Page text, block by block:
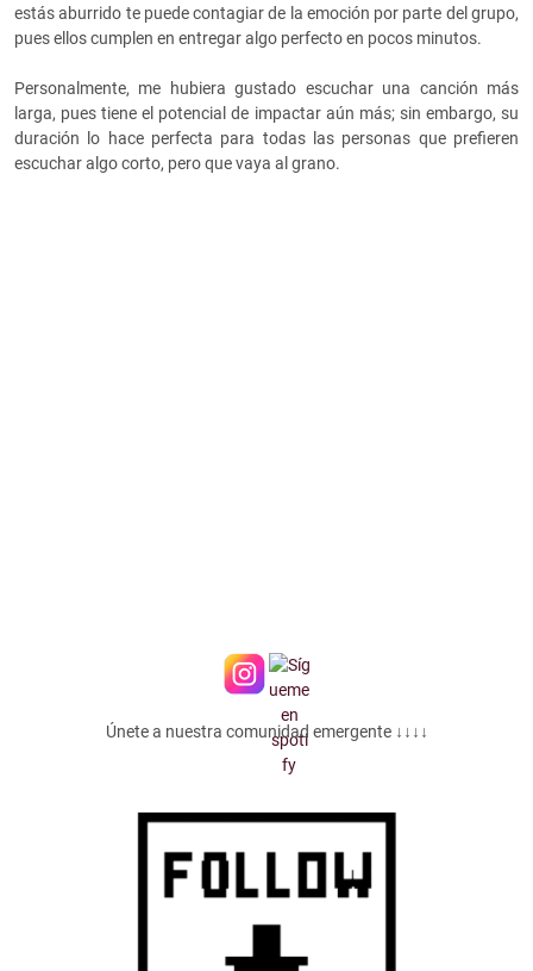
estás aburrido te puede contagiar de la emoción por parte del grupo,
pues ellos cumplen en entregar algo perfecto en pocos minutos.
Personalmente, me hubiera gustado escuchar una canción más
larga, pues tiene el potencial de impactar aún más; sin embargo, su
duración lo hace perfecta para todas las personas que prefieren
escuchar algo corto, pero que vaya al grano.
Únete a nuestra comunidad emergente ↓↓↓↓